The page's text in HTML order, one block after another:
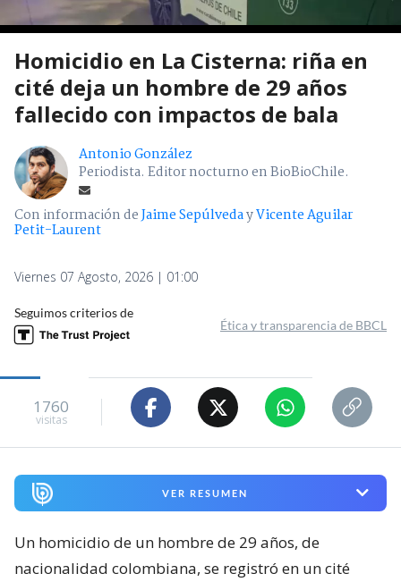
Homicidio en La Cisterna: riña en
cité deja un hombre de 29 años
fallecido con impactos de bala
Antonio González
Periodista. Editor nocturno en BioBioChile.
Con información deJaime SepúlvedayVicente Aguilar
Petit-Laurent
Viernes 07 Agosto, 2026 | 01:00
Seguimos criterios de
Ética y transparencia de BBCL
1760
visitas
VER RESUMEN
Un homicidio de un hombre de 29 años, de
nacionalidad colombiana, se registró en un cité